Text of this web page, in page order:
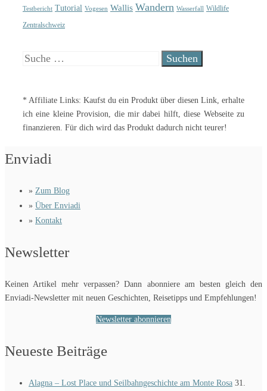
Testbericht Tutorial Vogesen Wallis Wandern Wasserfall Wildlife
Zentralschweiz
Suche
* Affiliate Links: Kaufst du ein Produkt über diesen Link, erhalte
ich eine kleine Provision, die mir dabei hilft, diese Webseite zu
finanzieren. Für dich wird das Produkt dadurch nicht teurer!
Enviadi
» Zum Blog
» Über Enviadi
» Kontakt
Newsletter
Keinen Artikel mehr verpassen? Dann abonniere am besten gleich den
Enviadi-Newsletter mit neuen Geschichten, Reisetipps und Empfehlungen!
Newsletter abonnieren
Neueste Beiträge
Alagna – Lost Place und Seilbahngeschichte am Monte Rosa 31.